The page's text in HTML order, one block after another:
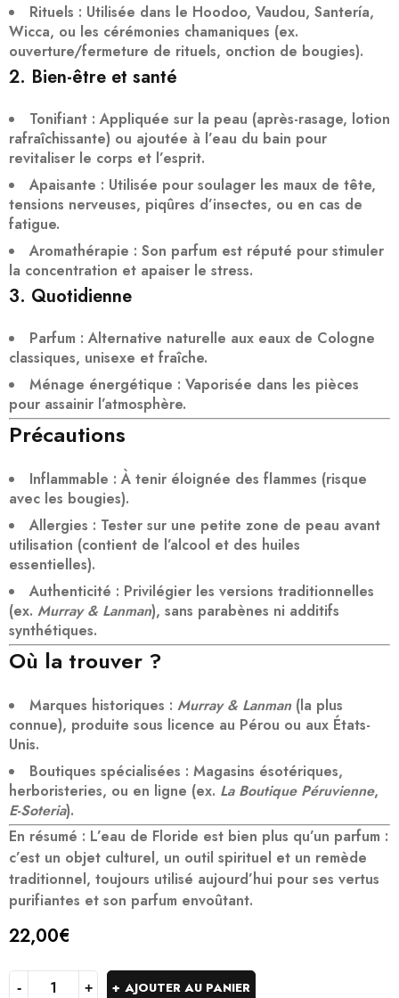
Rituels : Utilisée dans le Hoodoo, Vaudou, Santería,
Wicca, ou les cérémonies chamaniques (ex.
ouverture/fermeture de rituels, onction de bougies).
2. Bien-être et santé
Tonifiant : Appliquée sur la peau (après-rasage, lotion
rafraîchissante) ou ajoutée à l’eau du bain pour
revitaliser le corps et l’esprit.
Apaisante : Utilisée pour soulager les maux de tête,
tensions nerveuses, piqûres d’insectes, ou en cas de
fatigue.
Aromathérapie : Son parfum est réputé pour stimuler
la concentration et apaiser le stress.
3. Quotidienne
Parfum : Alternative naturelle aux eaux de Cologne
classiques, unisexe et fraîche.
Ménage énergétique : Vaporisée dans les pièces
pour assainir l’atmosphère.
Précautions
Inflammable : À tenir éloignée des flammes (risque
avec les bougies).
Allergies : Tester sur une petite zone de peau avant
utilisation (contient de l’alcool et des huiles
essentielles).
Authenticité : Privilégier les versions traditionnelles
(ex. Murray & Lanman), sans parabènes ni additifs
synthétiques.
Où la trouver ?
Marques historiques : Murray & Lanman(la plus
connue), produite sous licence au Pérou ou aux États-
Unis.
Boutiques spécialisées : Magasins ésotériques,
herboristeries, ou en ligne (ex. La Boutique Péruvienne,
E-Soteria).
En résumé : L’eau de Floride est bien plus qu’un parfum :
c’est un objet culturel, un outil spirituel et un remède
traditionnel, toujours utilisé aujourd’hui pour ses vertus
purifiantes et son parfum envoûtant.
22,00€
AJOUTER AU PANIER